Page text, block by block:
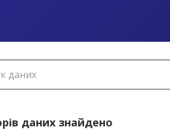
даних знайдено